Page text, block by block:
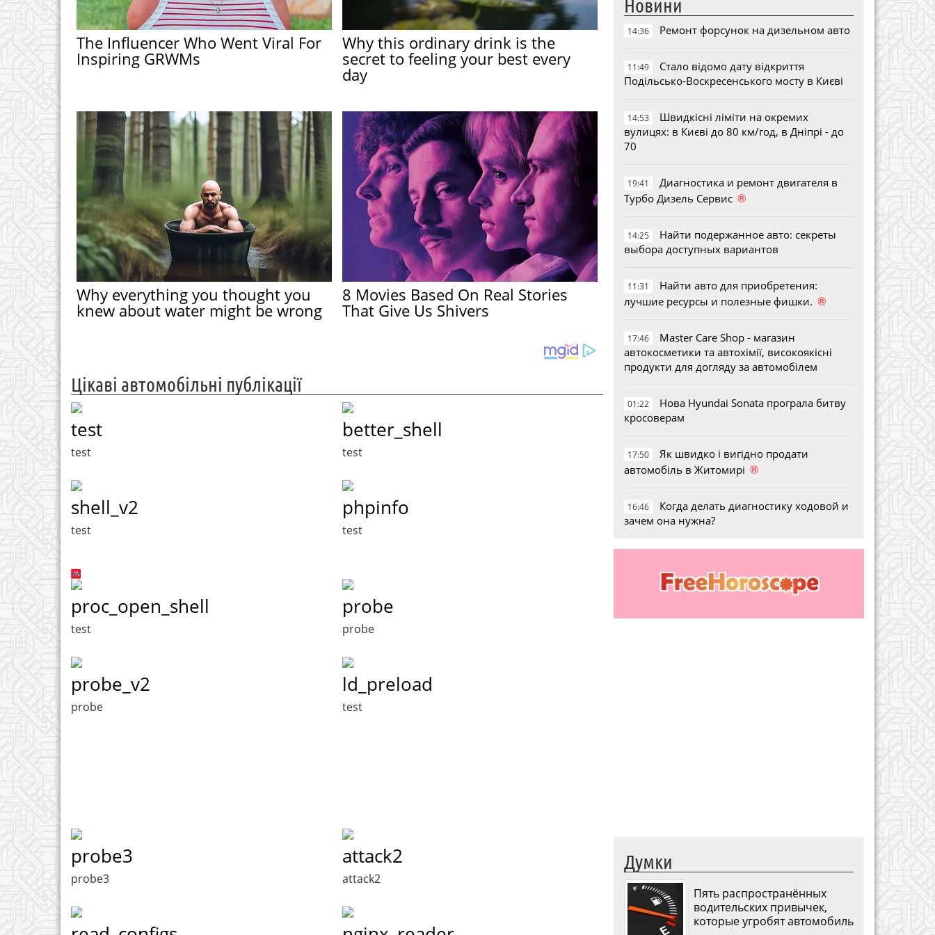
The Influencer Who Went Viral For
Inspiring GRWMs
Why this ordinary drink is the
secret to feeling your best every
day
Why everything you thought you
knew about water might be wrong
8 Movies Based On Real Stories
That Give Us Shivers
Цікаві автомобільні публікації
test
test
better_shell
test
shell_v2
test
phpinfo
test
proc_open_shell
test
probe
probe
probe_v2
probe
ld_preload
test
probe3
probe3
attack2
attack2
Новини
14:36 Ремонт форсунок на дизельном авто
11:49
Стало відомо дату відкриття
Подільсько-Воскресенського мосту в Києві
14:53
Швидкісні ліміти на окремих
вулицях: в Києві до 80 км/год, в Дніпрі - до
70
19:41
Диагностика и ремонт двигателя в
Турбо Дизель Сервис ®
14:25
Найти подержанное авто: секреты
выбора доступных вариантов
11:31
Найти авто для приобретения:
лучшие ресурсы и полезные фишки. ®
17:46
Master Care Shop - магазин
автокосметики та автохімії, високоякісні
продукти для догляду за автомобілем
01:22
Нова Hyundai Sonata програла битву
кросоверам
17:50
Як швидко і вигідно продати
автомобіль в Житомирі ®
16:46
Когда делать диагностику ходовой и
зачем она нужна?
Думки
Пять распространённых
водительских привычек,
которые угробят автомобиль